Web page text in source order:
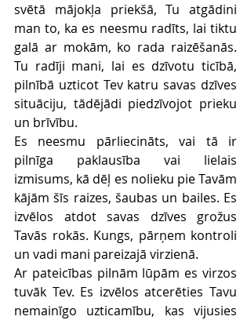
svētā mājokļa priekšā, Tu atgādini
man to, ka es neesmu radīts, lai tiktu
galā ar mokām, ko rada raizēšanās.
Tu radīji mani, lai es dzīvotu ticībā,
pilnībā uzticot Tev katru savas dzīves
situāciju, tādējādi piedzīvojot prieku
un brīvību.
Es neesmu pārliecināts, vai tā ir
pilnīga paklausība vai lielais
izmisums, kā dēļ es nolieku pie Tavām
kājām šīs raizes, šaubas un bailes. Es
izvēlos atdot savas dzīves grožus
Tavās rokās. Kungs, pārņem kontroli
un vadi mani pareizajā virzienā.
Ar pateicības pilnām lūpām es virzos
tuvāk Tev. Es izvēlos atcerēties Tavu
nemainīgo uzticamību, kas vijusies